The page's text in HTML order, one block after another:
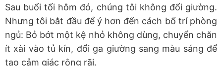
Sau buổi tối hôm đó, chúng tôi không đổi giường.
Nhưng tôi bắt đầu để ý hơn đến cách bố trí phòng
ngủ: Bỏ bớt một kệ nhỏ không dùng, chuyển chăn
ít xài vào tủ kín, đổi ga giường sang màu sáng để
tạo cảm giác rộng rãi.